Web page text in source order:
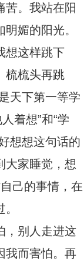
苦。我站在阳
媚的阳光。
想这样跳下
梳梳头再跳
天下第一等学
着想”和“学
想想这句话的
大家睡觉，想
己的事情，在
，别人走进这
我而害怕。再